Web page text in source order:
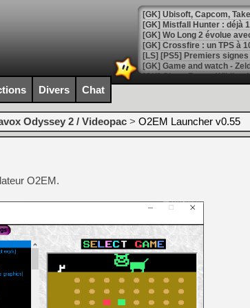
[GK] Mistfall Hunter : déjà
[GK] Wo Long 2 évolue
[GK] Crossfire : un TPS à
[LS] [PS5] Premiers
[Mo5] DOOM arrive en
[GK] Bethesda fête les 30
[GK] Roblox : l'action en
[GK] Agenda - GeForce
[GK] Devolver Digital en a
[LS] [PS5] ps5-y2jb-
[GK] Pourquoi Marvel
[GK] Test : Restory : Chill
[GK] GTA 6 : Rockstar
[GK] Hot Wheels Infinite
[GK] Mémoire cash -
[GK] Résultats Nintendo :
Divers Chat
Odyssey 2 / Videopac > O2EM Launcher v0.55
O2EM.